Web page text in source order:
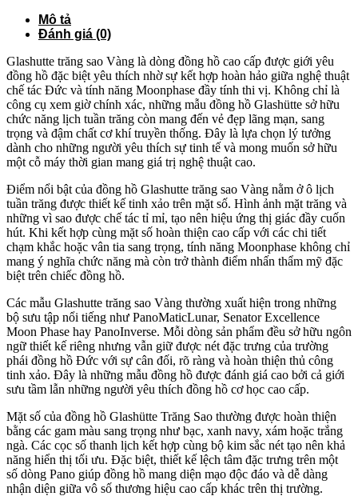
Mô tả
Đánh giá (0)
Glashutte trăng sao Vàng là dòng đồng hồ cao cấp được giới yêu
đồng hồ đặc biệt yêu thích nhờ sự kết hợp hoàn hảo giữa nghệ thuật
chế tác Đức và tính năng Moonphase đầy tính thi vị. Không chỉ là
công cụ xem giờ chính xác, những mẫu đồng hồ Glashütte sở hữu
chức năng lịch tuần trăng còn mang đến vẻ đẹp lãng mạn, sang
trọng và đậm chất cơ khí truyền thống. Đây là lựa chọn lý tưởng
dành cho những người yêu thích sự tinh tế và mong muốn sở hữu
một cỗ máy thời gian mang giá trị nghệ thuật cao.
Điểm nổi bật của đồng hồ Glashutte trăng sao Vàng nằm ở ô lịch
tuần trăng được thiết kế tinh xảo trên mặt số. Hình ảnh mặt trăng và
những vì sao được chế tác tỉ mỉ, tạo nên hiệu ứng thị giác đầy cuốn
hút. Khi kết hợp cùng mặt số hoàn thiện cao cấp với các chi tiết
chạm khắc hoặc vân tia sang trọng, tính năng Moonphase không chỉ
mang ý nghĩa chức năng mà còn trở thành điểm nhấn thẩm mỹ đặc
biệt trên chiếc đồng hồ.
Các mẫu Glashutte trăng sao Vàng thường xuất hiện trong những
bộ sưu tập nổi tiếng như PanoMaticLunar, Senator Excellence
Moon Phase hay PanoInverse. Mỗi dòng sản phẩm đều sở hữu ngôn
ngữ thiết kế riêng nhưng vẫn giữ được nét đặc trưng của trường
phái đồng hồ Đức với sự cân đối, rõ ràng và hoàn thiện thủ công
tinh xảo. Đây là những mẫu đồng hồ được đánh giá cao bởi cả giới
sưu tầm lẫn những người yêu thích đồng hồ cơ học cao cấp.
Mặt số của đồng hồ Glashütte Trăng Sao thường được hoàn thiện
bằng các gam màu sang trọng như bạc, xanh navy, xám hoặc trắng
ngà. Các cọc số thanh lịch kết hợp cùng bộ kim sắc nét tạo nên khả
năng hiển thị tối ưu. Đặc biệt, thiết kế lệch tâm đặc trưng trên một
số dòng Pano giúp đồng hồ mang diện mạo độc đáo và dễ dàng
nhận diện giữa vô số thương hiệu cao cấp khác trên thị trường.